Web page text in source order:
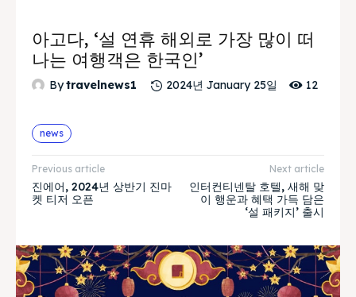
아고다, ‘설 연휴 해외로 가장 많이 떠
나는 여행객은 한국인’
Bytravelnews1 2024년 January 25일 12
news
Previous article
진에어, 2024년 상반기 진마
켓 티저 오픈
Next article
인터컨티넨탈 호텔, 새해 맞
이 행운과 혜택 가득 담은
‘설 패키지’ 출시